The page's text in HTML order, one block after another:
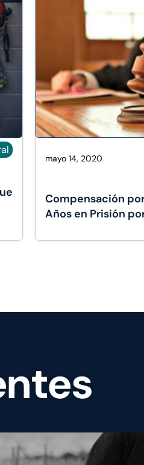
mayo 14, 2020
Compensación
Años en Prisión